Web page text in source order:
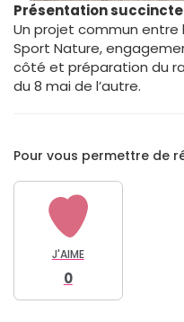
Présentation succincte
Un projet commun entre
Sport Nature,
côté et préparation du
du 8 mai de l’autre.
Pour vous permettre de
J'AIME
0